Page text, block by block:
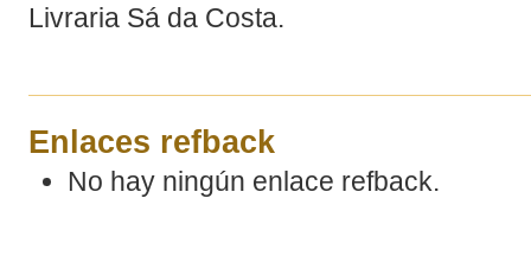
Livraria Sá da Costa.
Enlaces refback
No hay ningún enlace refback.